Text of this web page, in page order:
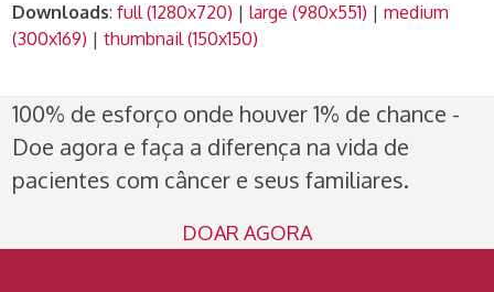
Downloads:full (1280x720) |large (980x551) |medium
(300x169) |thumbnail (150x150)
100% de esforço onde houver 1% de chance -
Doe agora e faça a diferença na vida de
pacientes com câncer e seus familiares.
DOAR AGORA